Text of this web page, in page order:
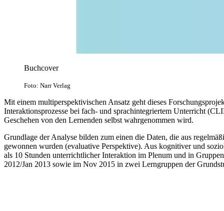
Buchcover
Foto: Narr Verlag
Mit einem multiperspektivischen Ansatz geht dieses
Interaktionsprozesse bei fach- und sprachintegriertem Unterricht
Geschehen von den Lernenden selbst wahrgenommen wird.
Grundlage der Analyse bilden zum einen die Daten, die aus
gewonnen wurden (evaluative Perspektive). Aus kognitiver und
als 10 Stunden unterrichtlicher Interaktion im Plenum und in
2012/Jan 2013 sowie im Nov 2015 in zwei Lerngruppen der